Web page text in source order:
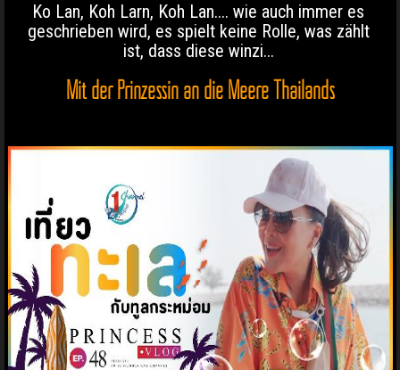
Ko Lan, Koh Larn, Koh Lan.... wie auch immer es
geschrieben wird, es spielt keine Rolle, was zählt
ist, dass diese winzi...
Mit der Prinzessin an die Meere Thailands